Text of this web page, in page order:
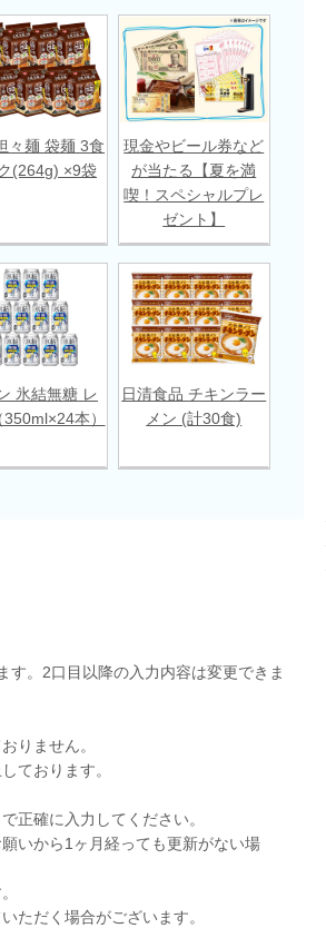
々麺 袋麺 3食
(264g) ×9袋
現金やビール券など
が当たる【夏を満
喫！スペシャルプレ
ゼント】
氷結無糖 レ
本）
日清食品 チキンラー
メン (計30食)
。2口目以降の入力内容は変更できま
りません。
ております。
正確に入力してください。
いから1ヶ月経っても更新がない場
ただく場合がございます。